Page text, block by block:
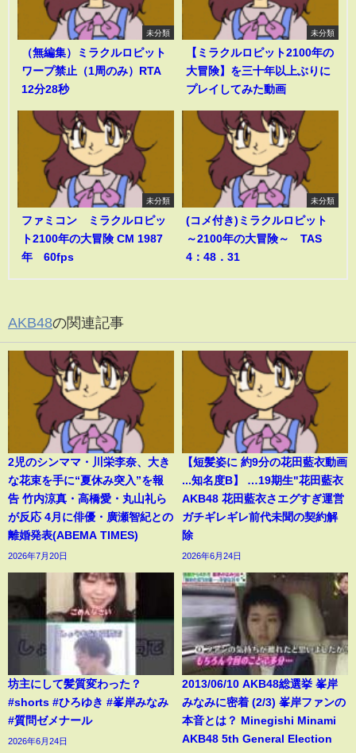
未分類
（無編集）ミラクルロピット
ワープ禁止（1周のみ）RTA
12分28秒
未分類
【ミラクルロピット2100年の
大冒険】を三十年以上ぶりに
プレイしてみた動画
未分類
ファミコン ミラクルロピッ
ト2100年の大冒険 CM 1987
年 60fps
未分類
(コメ付き)ミラクルロピット
～2100年の大冒険～ TAS
4：48．31
AKB48の関連記事
2児のシンママ・川栄李奈、大き
な花束を手に“夏休み突入”を報
告 竹内涼真・高橋愛・丸山礼ら
が反応 4月に俳優・廣瀬智紀との
離婚発表(ABEMA TIMES)
2026年7月20日
【短髪姿に 約9分の花田藍衣動画
...知名度B】 …19期生"花田藍衣
AKB48 花田藍衣さエグすぎ運営
ガチギレギレ前代未聞の契約解
除
2026年6月24日
坊主にして髪質変わった？
#shorts #ひろゆき #峯岸みなみ
#質問ゼメナール
2026年6月24日
2013/06/10 AKB48総選挙 峯岸
みなみに密着 (2/3) 峯岸ファンの
本音とは？ Minegishi Minami
AKB48 5th General Election